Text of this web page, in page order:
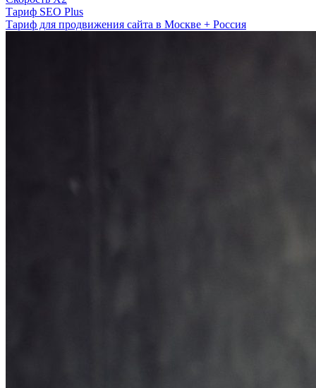
Тариф SEO Plus
Тариф для продвижения сайта в Москве + Россия